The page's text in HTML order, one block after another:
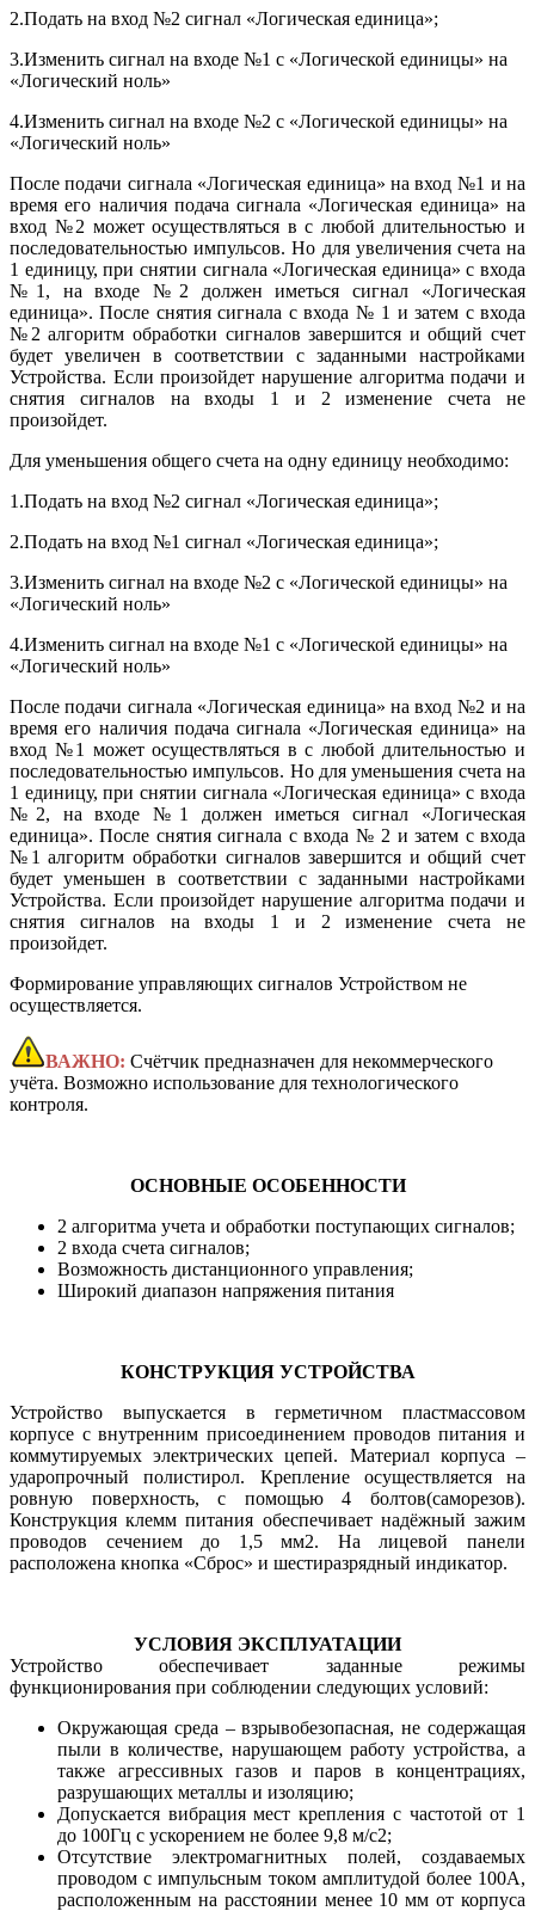
2.Подать на вход №2 сигнал «Логическая единица»;
3.Изменить сигнал на входе №1 с «Логической единицы» на
«Логический ноль»
4.Изменить сигнал на входе №2 с «Логической единицы» на
«Логический ноль»
После подачи сигнала «Логическая единица» на вход №1 и на
время его наличия подача сигнала «Логическая единица» на
вход №2 может осуществляться в с любой длительностью и
последовательностью импульсов. Но для увеличения счета на
1 единицу, при снятии сигнала «Логическая единица» с входа
№1, на входе №2 должен иметься сигнал «Логическая
единица». После снятия сигнала с входа № 1 и затем с входа
№2 алгоритм обработки сигналов завершится и общий счет
будет увеличен в соответствии с заданными настройками
Устройства. Если произойдет нарушение алгоритма подачи и
снятия сигналов на входы 1 и 2 изменение счета не
произойдет.
Для уменьшения общего счета на одну единицу необходимо:
1.Подать на вход №2 сигнал «Логическая единица»;
2.Подать на вход №1 сигнал «Логическая единица»;
3.Изменить сигнал на входе №2 с «Логической единицы» на
«Логический ноль»
4.Изменить сигнал на входе №1 с «Логической единицы» на
«Логический ноль»
После подачи сигнала «Логическая единица» на вход №2 и на
время его наличия подача сигнала «Логическая единица» на
вход №1 может осуществляться в с любой длительностью и
последовательностью импульсов. Но для уменьшения счета на
1 единицу, при снятии сигнала «Логическая единица» с входа
№2, на входе №1 должен иметься сигнал «Логическая
единица». После снятия сигнала с входа № 2 и затем с входа
№1 алгоритм обработки сигналов завершится и общий счет
будет уменьшен в соответствии с заданными настройками
Устройства. Если произойдет нарушение алгоритма подачи и
снятия сигналов на входы 1 и 2 изменение счета не
произойдет.
Формирование управляющих сигналов Устройством не
осуществляется.
ВАЖНО: Счётчик предназначен для некоммерческого
учёта. Возможно использование для технологического
контроля.
ОСНОВНЫЕ ОСОБЕННОСТИ
2 алгоритма учета и обработки поступающих сигналов;
2 входа счета сигналов;
Возможность дистанционного управления;
Широкий диапазон напряжения питания
КОНСТРУКЦИЯ УСТРОЙСТВА
Устройство выпускается в герметичном пластмассовом
корпусе с внутренним присоединением проводов питания и
коммутируемых электрических цепей. Материал корпуса –
ударопрочный полистирол. Крепление осуществляется на
ровную поверхность, с помощью 4 болтов(саморезов).
Конструкция клемм питания обеспечивает надёжный зажим
проводов сечением до 1,5 мм2. На лицевой панели
расположена кнопка «Сброс» и шестиразрядный индикатор.
УСЛОВИЯ ЭКСПЛУАТАЦИИ
Устройство обеспечивает заданные режимы
функционирования при соблюдении следующих условий:
Окружающая среда – взрывобезопасная, не содержащая
пыли в количестве, нарушающем работу устройства, а
также агрессивных газов и паров в концентрациях,
разрушающих металлы и изоляцию;
Допускается вибрация мест крепления с частотой от 1
до 100Гц с ускорением не более 9,8 м/с2;
Отсутствие электромагнитных полей, создаваемых
проводом с импульсным током амплитудой более 100А,
расположенным на расстоянии менее 10 мм от корпуса